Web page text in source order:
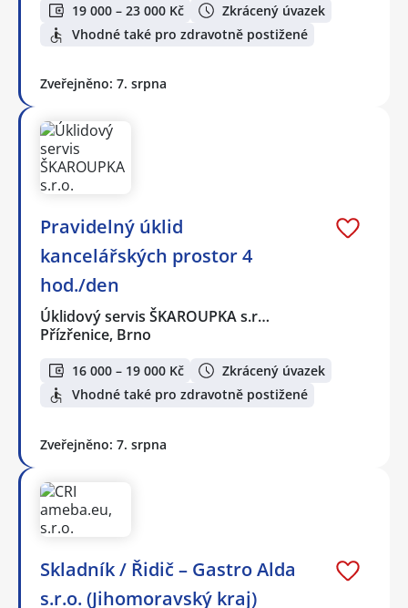
19 000 – 23 000 Kč
Zkrácený úvazek
Vhodné také pro zdravotně postižené
Zveřejněno: 7. srpna
Pravidelný úklid
kancelářských prostor 4
hod./den
Úklidový servis ŠKAROUPKA s.r…
Přízřenice, Brno
16 000 – 19 000 Kč
Zkrácený úvazek
Vhodné také pro zdravotně postižené
Zveřejněno: 7. srpna
Skladník / Řidič – Gastro Alda
s.r.o. (Jihomoravský kraj)